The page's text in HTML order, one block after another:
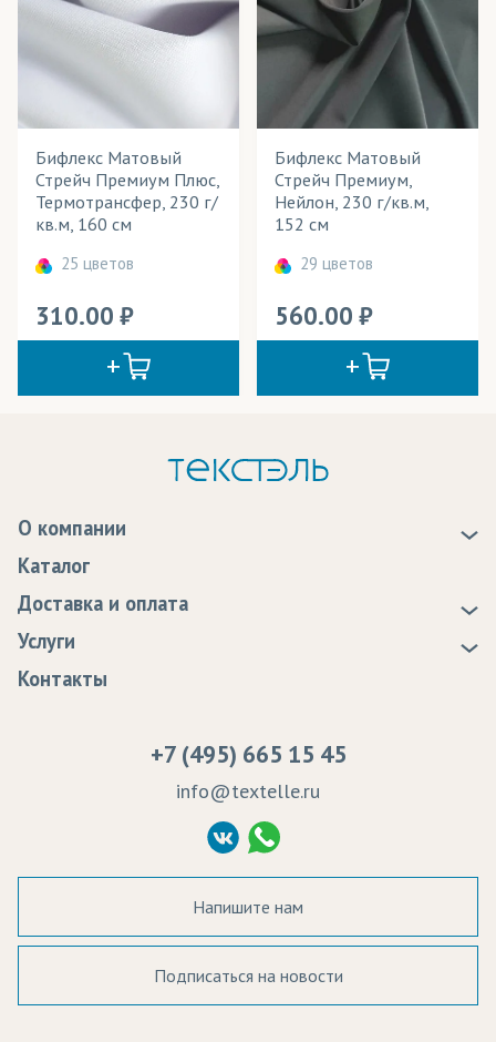
Бифлекс Матовый
Стрейч Премиум Плюс,
Термотрансфер, 230 г/
кв.м, 160 см
25 цветов
310.00
Бифлекс Матовый
Стрейч Премиум,
Нейлон, 230 г/кв.м,
152 см
29 цветов
560.00
О компании
Статьи
Программа лояльности
Сертификаты качества
Судебные решения
Политика Конфиденциальности
Согласие на обработку ПД
Каталог
Доставка и оплата
Доставка
Оплата
Услуги
Образцы
Контакты
+7 (495) 665 15 45
info@textelle.ru
Напишите нам
Подписаться на новости